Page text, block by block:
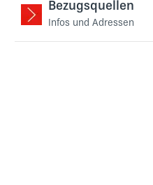
Bezugsquellen
Infos und Adressen